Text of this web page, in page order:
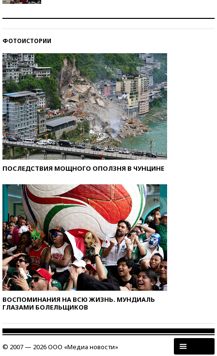
ФОТОИСТОРИИ
ПОСЛЕДСТВИЯ МОЩНОГО ОПОЛЗНЯ В ЧУНЦИНЕ
ВОСПОМИНАНИЯ НА ВСЮ ЖИЗНЬ. МУНДИАЛЬ
ГЛАЗАМИ БОЛЕЛЬЩИКОВ
© 2007 — 2026 ООО «Медиа новости»